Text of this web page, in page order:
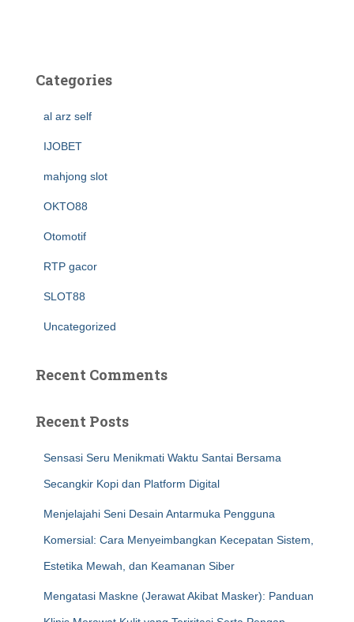
Categories
al arz self
IJOBET
mahjong slot
OKTO88
Otomotif
RTP gacor
SLOT88
Uncategorized
Recent Comments
Recent Posts
Sensasi Seru Menikmati Waktu Santai Bersama
Secangkir Kopi dan Platform Digital
Menjelajahi Seni Desain Antarmuka Pengguna
Komersial: Cara Menyeimbangkan Kecepatan Sistem,
Estetika Mewah, dan Keamanan Siber
Mengatasi Maskne (Jerawat Akibat Masker): Panduan